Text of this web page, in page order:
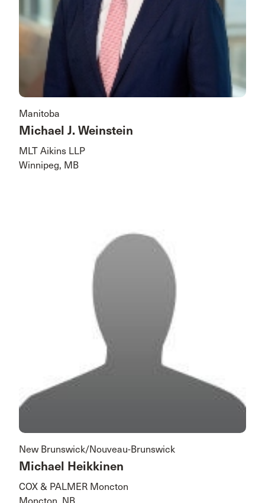
Manitoba
Michael J. Weinstein
MLT Aikins LLP
Winnipeg, MB
New Brunswick/Nouveau-Brunswick
Michael Heikkinen
COX & PALMER Moncton
Moncton, NB